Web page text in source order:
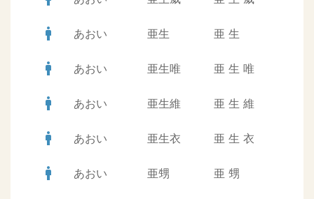
man あおい 亜生 亜 生
man あおい 亜生唯 亜 生 唯
man あおい 亜生維 亜 生 維
man あおい 亜生衣 亜 生 衣
man あおい 亜甥 亜 甥